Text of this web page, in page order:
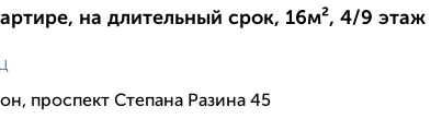
на длительный срок, 16м², 4/9 этаж
проспект Степана Разина 45